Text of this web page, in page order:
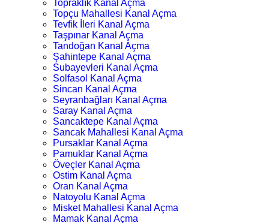
Topraklık Kanal Açma
Topçu Mahallesi Kanal Açma
Tevfik İleri Kanal Açma
Taşpınar Kanal Açma
Tandoğan Kanal Açma
Şahintepe Kanal Açma
Subayevleri Kanal Açma
Solfasol Kanal Açma
Sincan Kanal Açma
Seyranbağları Kanal Açma
Saray Kanal Açma
Sancaktepe Kanal Açma
Sancak Mahallesi Kanal Açma
Pursaklar Kanal Açma
Pamuklar Kanal Açma
Öveçler Kanal Açma
Ostim Kanal Açma
Oran Kanal Açma
Natoyolu Kanal Açma
Misket Mahallesi Kanal Açma
Mamak Kanal Açma